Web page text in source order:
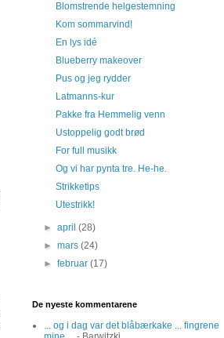
Blomstrende helgestemning
Kom sommarvind!
En lys idé
Blueberry makeover
Pus og jeg rydder
Latmanns-kur
Pakke fra Hemmelig venn
Ustoppelig godt brød
For full musikk
Og vi har pynta tre. He-he.
Strikketips
Utestrikk!
►april(28)
►mars(24)
►februar(17)
De nyeste kommentarene
... og i dag var det blåbærkake ... fingrene